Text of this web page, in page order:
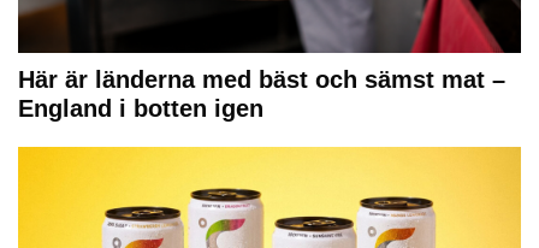
Här är länderna med bäst och sämst mat –
England i botten igen